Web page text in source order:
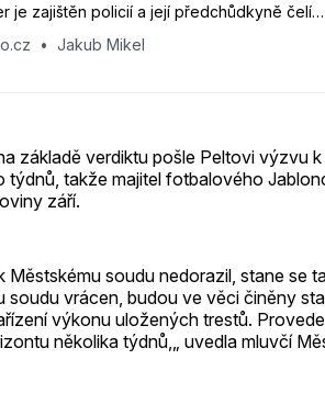
je zajištěn policií a její předchůdkyně čelí
kvůli vyvedení majetku. Představená
v reakci na dotazy Odkryto.cz.
Jakub Mikel
základě verdiktu pošle Peltovi výzvu
týdnů, takže majitel fotbalového
září.
Městskému soudu nedorazil, stane se
soudu vrácen, budou ve věci činěny
výkonu uložených trestů.
několika týdnů,„ uvedla mluvčí